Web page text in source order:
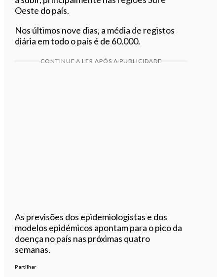
Oeste do país.
Nos últimos nove dias, a média de registos
diária em todo o país é de 60.000.
CONTINUE A LER APÓS A PUBLICIDADE
As previsões dos epidemiologistas e dos
modelos epidémicos apontam para o pico da
doença no país nas próximas quatro
semanas.
Partilhar